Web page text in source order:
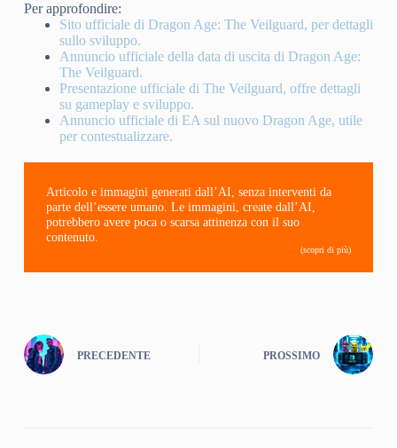
Per approfondire:
Sito ufficiale di Dragon Age: The Veilguard, per dettagli
sullo sviluppo.
Annuncio ufficiale della data di uscita di Dragon Age:
The Veilguard.
Presentazione ufficiale di The Veilguard, offre dettagli
su gameplay e sviluppo.
Annuncio ufficiale di EA sul nuovo Dragon Age, utile
per contestualizzare.
Articolo e immagini generati dall’AI, senza interventi da
parte dell’essere umano. Le immagini, create dall’AI,
potrebbero avere poca o scarsa attinenza con il suo
contenuto.
(scopri di più)
PRECEDENTE PROSSIMO